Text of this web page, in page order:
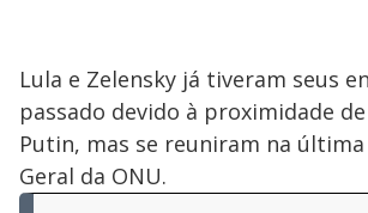
Lula e Zelensky já tiveram seus
passado devido à proximidade
Putin, mas se reuniram na última
Geral da ONU.